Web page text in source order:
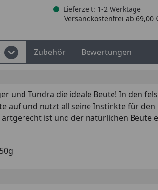
Lieferzeit: 1-2 Werktage
Versandkostenfrei ab 69,00
Zubehör Bewertungen
und Tundra die ideale Beute! In den
auf und nutzt all seine Instinkte für
ist und der natürlichen Beute